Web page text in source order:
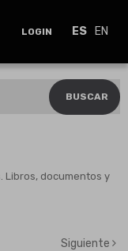
LOGIN ES EN
BUSCAR
Libros, documentos y
Siguiente